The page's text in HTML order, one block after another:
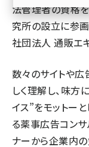
法管理者の資格
究所の設立に参
社団法人 通販エ
数々のサイトや
しく理解し、味
イス”をモットー
る薬事広告コンサ
ナーから企業内
参加登録は